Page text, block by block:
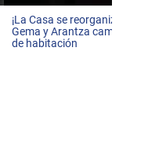
¡La Casa se reorganiza!
Gema y Arantza cambian
de habitación